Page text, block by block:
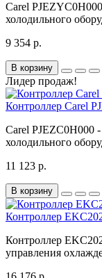
Carel
холодильного
9 354 р.
В корзину
Лидер продаж!
Контроллер Carel
Carel PJEZC0H000
холодильного
11 123 р.
В корзину
Контроллер
Контроллер
управления